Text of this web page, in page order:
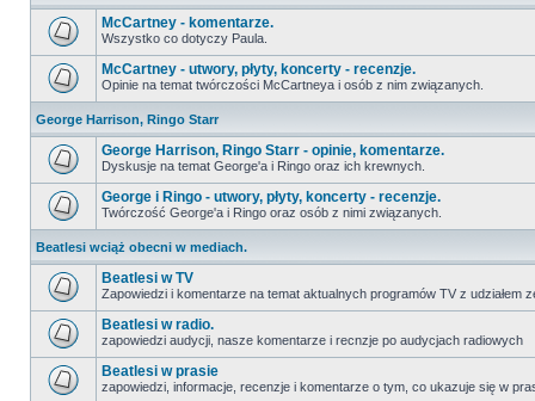
McCartney - komentarze.
Wszystko co dotyczy Paula.
McCartney - utwory, płyty, koncerty - recenzje.
Opinie na temat twórczości McCartneya i osób z nim związanych.
George Harrison, Ringo Starr
George Harrison, Ringo Starr - opinie, komentarze.
Dyskusje na temat George'a i Ringo oraz ich krewnych.
George i Ringo - utwory, płyty, koncerty - recenzje.
Twórczość George'a i Ringo oraz osób z nimi związanych.
Beatlesi wciąż obecni w mediach.
Beatlesi w TV
Zapowiedzi i komentarze na temat aktualnych programów TV z udziałem
Beatlesi w radio.
zapowiedzi audycji, nasze komentarze i recnzje po audycjach radiowych
Beatlesi w prasie
zapowiedzi, informacje, recenzje i komentarze o tym, co ukazuje się w